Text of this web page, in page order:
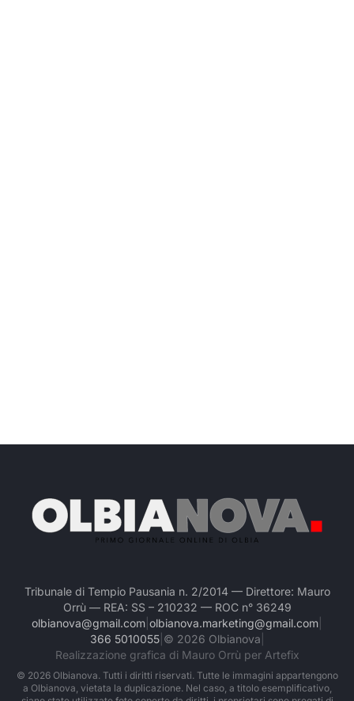
Tribunale di Tempio Pausania n. 2/2014 — Direttore: Mauro
Orrù — REA: SS – 210232 — ROC n° 36249
olbianova@gmail.com olbianova.marketing@gmail.com
366 5010055| © 2026 Olbianova
Realizzazione grafica di Mauro Orrù per Artefix
© 2026Olbianova. Tutti i diritti riservati. Tutte le immagini appartengono
a Olbianova, vietata la duplicazione. Nel caso, a titolo esemplificativo,